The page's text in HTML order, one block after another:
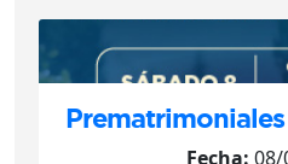
Fecha: 08/